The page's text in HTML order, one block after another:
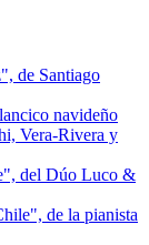
de Santiago
navideño
Vera-Rivera y
del Dúo Luco &
de la pianista